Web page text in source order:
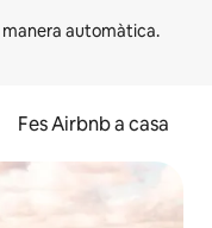
Fes Airbnb a casa